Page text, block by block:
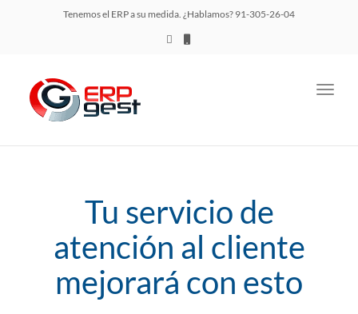
Tenemos el ERP a su medida. ¿Hablamos? 91-305-26-04
Tu servicio de
atención al cliente
mejorará con esto